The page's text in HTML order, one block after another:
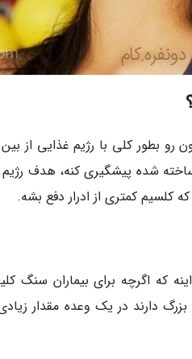
رو بطور کلی با رژیم غذایی از
شده پیشگیری کنه، هدف
کلسیم کمتری از ادرار دفع بشه.
که اگرچه برای بیماران
دارند در یک وعده مقدار